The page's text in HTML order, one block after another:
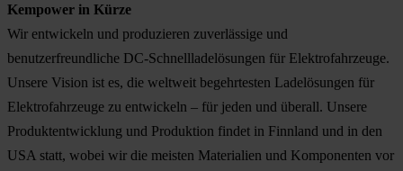
Kempower in Kürze
Wir entwickeln und produzieren zuverlässige und
benutzerfreundliche DC-Schnellladelösungen für Elektrofahrzeuge.
Unsere Vision ist es, die weltweit begehrtesten Ladelösungen für
Elektrofahrzeuge zu entwickeln – für jeden und überall. Unsere
Produktentwicklung und Produktion findet in Finnland und in den
USA statt, wobei wir die meisten Materialien und Komponenten vor